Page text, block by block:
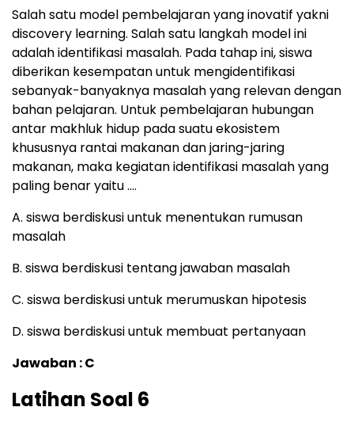
Salah satu model pembelajaran yang inovatif yakni
discovery learning. Salah satu langkah model ini
adalah identifikasi masalah. Pada tahap ini, siswa
diberikan kesempatan untuk mengidentifikasi
sebanyak-banyaknya masalah yang relevan dengan
bahan pelajaran. Untuk pembelajaran hubungan
antar makhluk hidup pada suatu ekosistem
khususnya rantai makanan dan jaring-jaring
makanan, maka kegiatan identifikasi masalah yang
paling benar yaitu ….
A. siswa berdiskusi untuk menentukan rumusan
masalah
B. siswa berdiskusi tentang jawaban masalah
C. siswa berdiskusi untuk merumuskan hipotesis
D. siswa berdiskusi untuk membuat pertanyaan
Jawaban : C
Latihan Soal 6